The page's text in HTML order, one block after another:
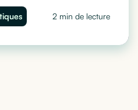
suspects, accès
5 signes d'une faille de
d'entreprise et comment
2 min de lecture